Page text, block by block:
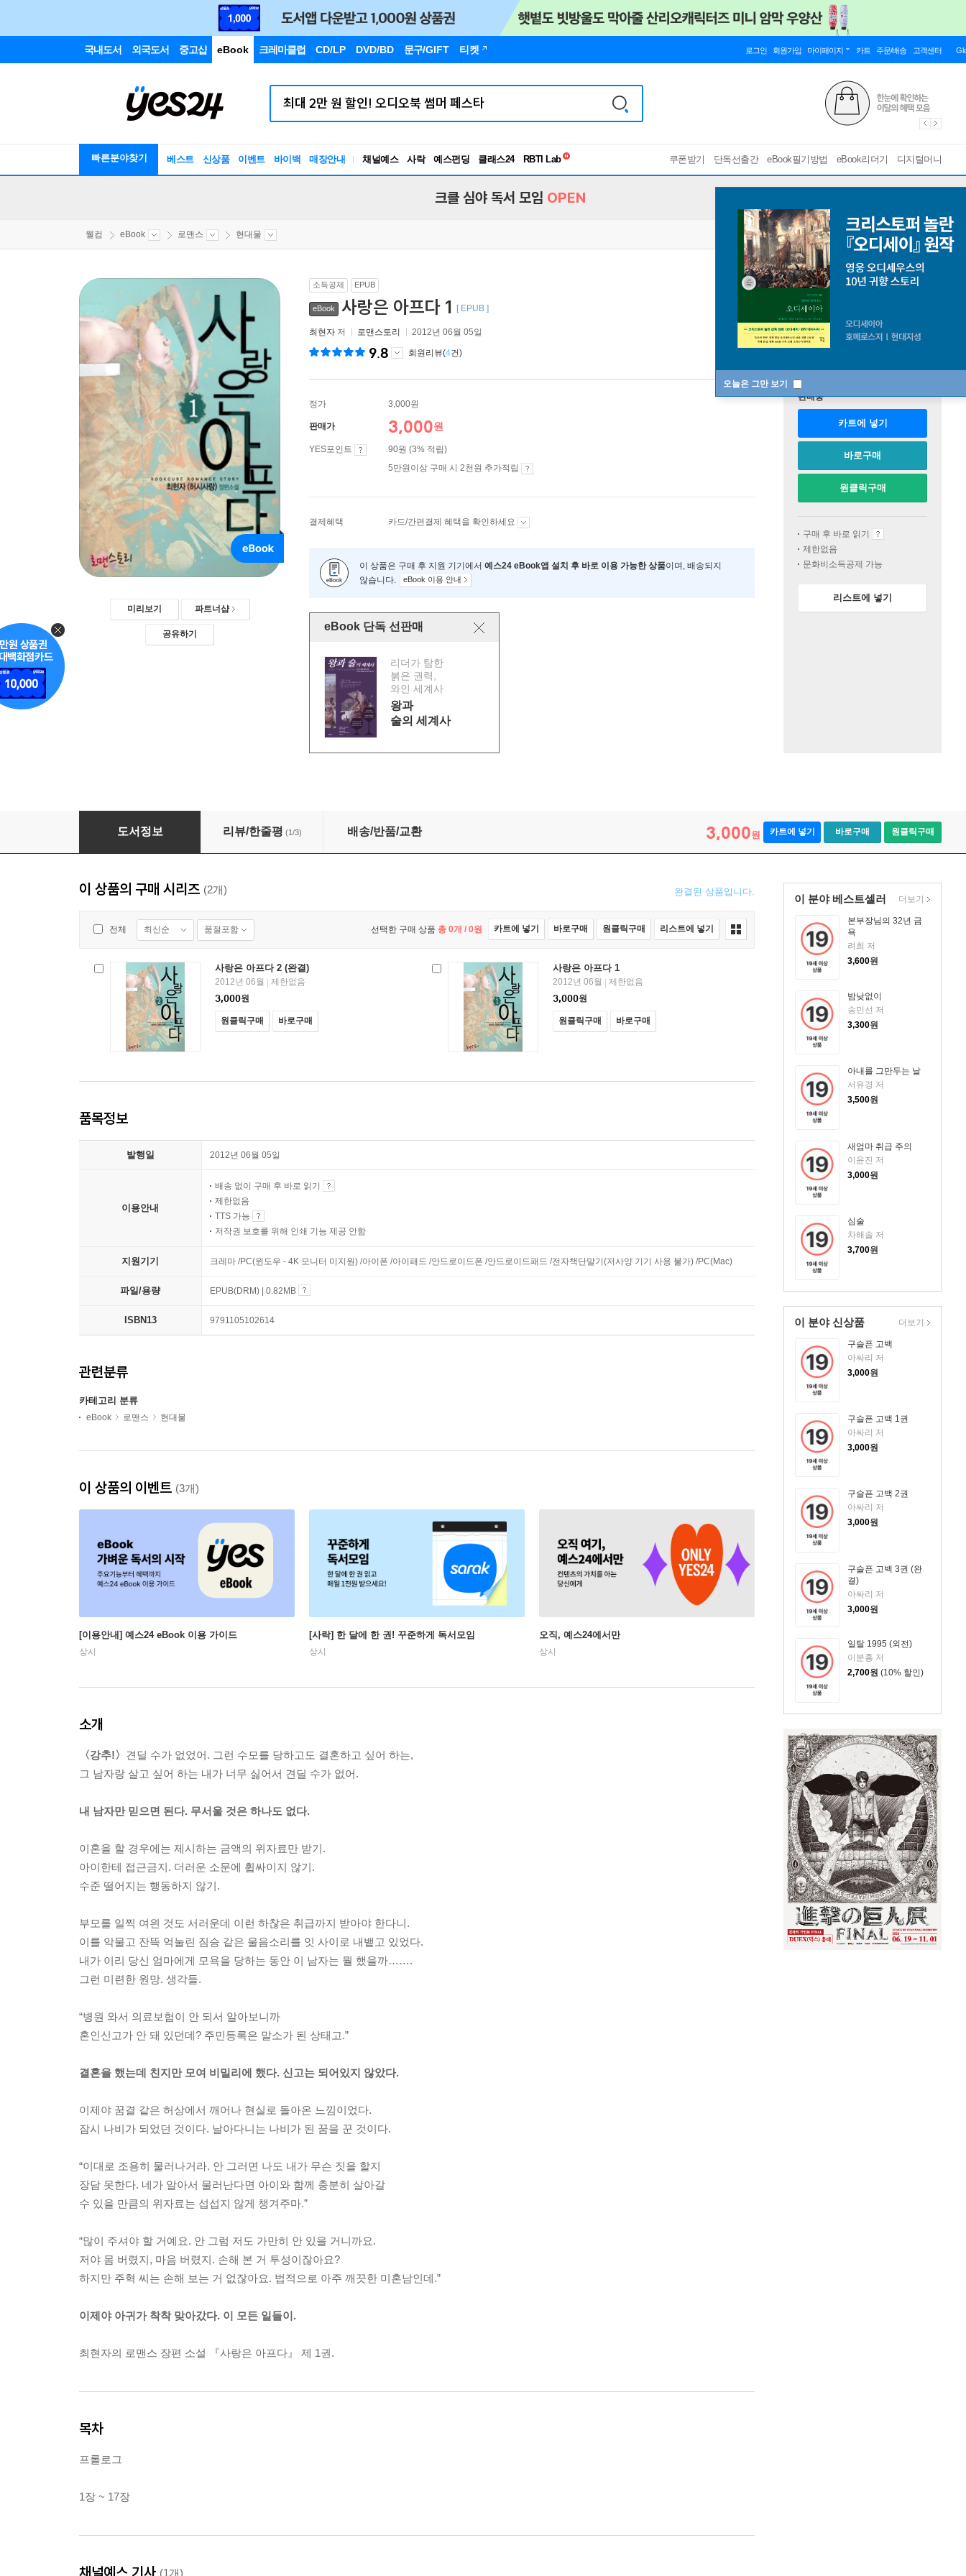
국내도서 외국도서 중고샵 eBook 크레마클럽 CD/LP DVD/BD 문구/GIFT 티켓 로그인 회원가입 마이페이지 카트 주문/배송 고객센터
빠른분야찾기 베스트 신상품 이벤트 바이백 매장안내 채널예스 사락 예스펀딩 클래스24
독서유형검사
쿠폰받기 단독선출간 eBook필기방법 eBook리더기 디지털머니
오늘은 그만 보기
크클 심야 독서 모임 OPEN
웰컴 eBook 로맨스 현대물
미리보기 파트너샵
공유하기
소득공제 EPUB
eBook 사랑은 아프다 1 [ EPUB ]
최현자 저 로맨스토리 2012년 06월 05일
9.8 회원리뷰(4건)
정가 3,000원
판매가 3,000원
YES포인트
90원 (3% 적립)
5만원이상 구매 시 2천원 추가적립
결제혜택 카드/간편결제 혜택을 확인하세요
이 상품은 구매 후 지원 기기에서 예스24 eBook앱 설치 후 바로 이용 가능한 상품이며, 배송되지
않습니다.
eBook 이용 안내
eBook 단독 선판매
리더가 탐한
붉은 권력,
와인 세계사
왕과
술의 세계사
판매중
카트에 넣기
바로구매
원클릭구매
구매 후 바로 읽기
제한없음
문화비소득공제 가능
리스트에 넣기
사랑은 아프다 1
도서정보 리뷰/한줄평 (1/3) 배송/반품/교환 3,000원 카트에 넣기 바로구매 원클릭구매
이 분야 베스트셀러
본부장님의 32년 금
욕
려희 저
3,600원
밤낮없이
송민선 저
3,300원
아내를 그만두는 날
서유경 저
3,500원
새엄마 취급 주의
이윤진 저
3,000원
심술
차해솔 저
3,700원
더보기
이 분야 신상품
구슬픈 고백
아싸리 저
3,000원
구슬픈 고백 1권
아싸리 저
3,000원
구슬픈 고백 2권
아싸리 저
3,000원
구슬픈 고백 3권 (완
결)
아싸리 저
3,000원
일탈 1995 (외전)
이분홍 저
2,700원 (10% 할인)
더보기
이 상품의 구매 시리즈 (2개) 완결된 상품입니다.
전체 최신순 품절포함 선택한 구매 상품 총 0개 / 0원 카트에 넣기 바로구매 원클릭구매 리스트에 넣기
사랑은 아프다 2 (완결)
2012년 06월
제한없음
3,000원
원클릭구매 바로구매
사랑은 아프다 1
2012년 06월
제한없음
3,000원
원클릭구매 바로구매
품목정보
발행일 2012년 06월 05일
이용안내
배송 없이 구매 후 바로 읽기
제한없음
TTS 가능
저작권 보호를 위해 인쇄 기능 제공 안함
지원기기 크레마 /PC(윈도우 - 4K 모니터 미지원) /아이폰 /아이패드 /안드로이드폰 /안드로이드패드 /전자책단말기(저사양 기기 사용 불가) /PC(Mac)
파일/용량 EPUB(DRM) | 0.82MB
ISBN13 9791105102614
관련분류
카테고리 분류
eBook 로맨스 현대물
이 상품의 이벤트 (3개)
[이용안내] 예스24 eBook 이용 가이드
상시
[사락] 한 달에 한 권! 꾸준하게 독서모임
상시
오직, 예스24에서만
상시
소개
〈강추!〉 견딜 수가 없었어. 그런 수모를 당하고도 결혼하고 싶어 하는,
그 남자랑 살고 싶어 하는 내가 너무 싫어서 견딜 수가 없어.
내 남자만 믿으면 된다. 무서울 것은 하나도 없다.
이혼을 할 경우에는 제시하는 금액의 위자료만 받기.
아이한테 접근금지. 더러운 소문에 휩싸이지 않기.
수준 떨어지는 행동하지 않기.
부모를 일찍 여읜 것도 서러운데 이런 하찮은 취급까지 받아야 한다니.
이를 악물고 잔뜩 억눌린 짐승 같은 울음소리를 잇 사이로 내뱉고 있었다.
내가 이리 당신 엄마에게 모욕을 당하는 동안 이 남자는 뭘 했을까…….
그런 미련한 원망. 생각들.
“병원 와서 의료보험이 안 되서 알아보니까
혼인신고가 안 돼 있던데? 주민등록은 말소가 된 상태고.”
결혼을 했는데 친지만 모여 비밀리에 했다. 신고는 되어있지 않았다.
이제야 꿈결 같은 허상에서 깨어나 현실로 돌아온 느낌이었다.
잠시 나비가 되었던 것이다. 날아다니는 나비가 된 꿈을 꾼 것이다.
“이대로 조용히 물러나거라. 안 그러면 나도 내가 무슨 짓을 할지
장담 못한다. 네가 알아서 물러난다면 아이와 함께 충분히 살아갈
수 있을 만큼의 위자료는 섭섭지 않게 챙겨주마.”
“많이 주셔야 할 거예요. 안 그럼 저도 가만히 안 있을 거니까요.
저야 몸 버렸지, 마음 버렸지. 손해 본 거 투성이잖아요?
하지만 주혁 씨는 손해 보는 거 없잖아요. 법적으로 아주 깨끗한 미혼남인데.”
이제야 아귀가 착착 맞아갔다. 이 모든 일들이.
최현자의 로맨스 장편 소설 『사랑은 아프다』 제 1권.
목차
프롤로그
1장 ~ 17장
채널예스 기사 (1개)